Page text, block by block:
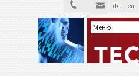
de en